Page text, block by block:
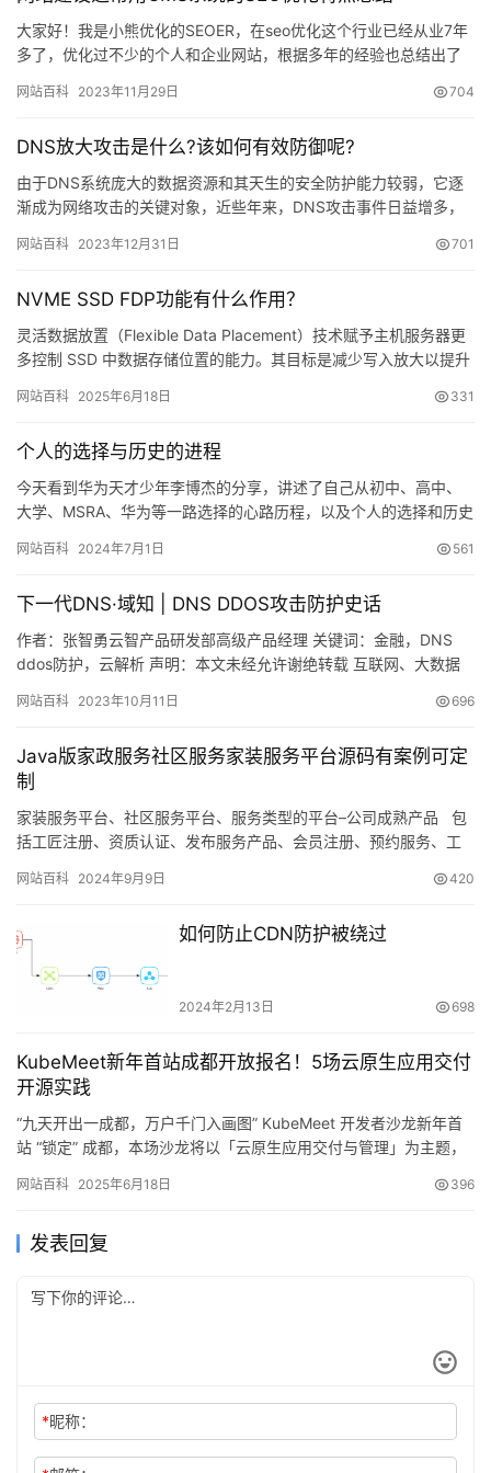
大家好！我是小熊优化的SEOER，在seo优化这个行业已经从业7年
多了，优化过不少的个人和企业网站，根据多年的经验也总结出了
网站百科 2023年11月29日 704
DNS放大攻击是什么?该如何有效防御呢?
由于DNS系统庞大的数据资源和其天生的安全防护能力较弱，它逐
渐成为网络攻击的关键对象，近些年来，DNS攻击事件日益增多，
网站百科 2023年12月31日 701
NVME SSD FDP功能有什么作用？
灵活数据放置（Flexible Data Placement）技术赋予主机服务器更
多控制 SSD 中数据存储位置的能力。其目标是减少写入放大以提升
网站百科 2025年6月18日 331
个人的选择与历史的进程
今天看到华为天才少年李博杰的分享，讲述了自己从初中、高中、
大学、MSRA、华为等一路选择的心路历程，以及个人的选择和历史
网站百科 2024年7月1日 561
下一代DNS·域知 | DNS DDOS攻击防护史话
作者：张智勇云智产品研发部高级产品经理 关键词：金融，DNS
ddos防护，云解析 声明：本文未经允许谢绝转载 互联网、大数据
网站百科 2023年10月11日 696
Java版家政服务社区服务家装服务平台源码有案例可定
制
家装服务平台、社区服务平台、服务类型的平台–公司成熟产品 包
括工匠注册、资质认证、发布服务产品、会员注册、预约服务、工
网站百科 2024年9月9日 420
如何防止CDN防护被绕过
2024年2月13日 698
KubeMeet新年首站成都开放报名！5场云原生应用交付
开源实践
“九天开出一成都，万户千门入画图” KubeMeet 开发者沙龙新年首
站 “锁定” 成都，本场沙龙将以「云原生应用交付与管理」为主题，
网站百科 2025年6月18日 396
发表回复
*昵称：